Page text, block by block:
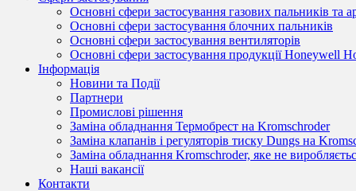
Основні сфери застосування газових пальників та
Основні сфери застосування блочних пальників
Основні сфери застосування вентиляторів
Основні сфери застосування продукції Honeywell
Інформація
Новини та Події
Партнери
Промислові рішення
Заміна обладнання Термобрест на Kromschroder
Заміна клапанів і регуляторів тиску Dungs на
Заміна обладнання Kromschroder, яке не
Наші вакансії
Контакти